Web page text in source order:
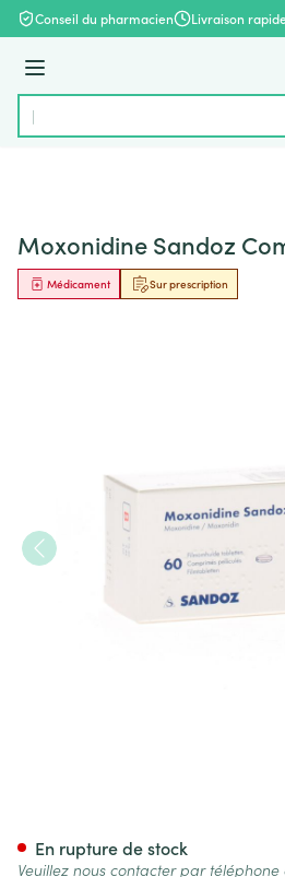
Aller au contenu
Conseil du pharmacien Livraison
Menu
Rechercher
Moxonidine Sandoz
Sur prescription
Médicament
En rupture de stock
Veuillez nous contacter par